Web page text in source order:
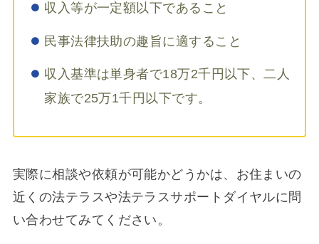
収入等が一定額以下であること
民事法律扶助の趣旨に適すること
収入基準は単身者で18万2千円以下、二人
家族で25万1千円以下です。
実際に相談や依頼が可能かどうかは、お住まいの
近くの法テラスや法テラスサポートダイヤルに問
い合わせてみてください。